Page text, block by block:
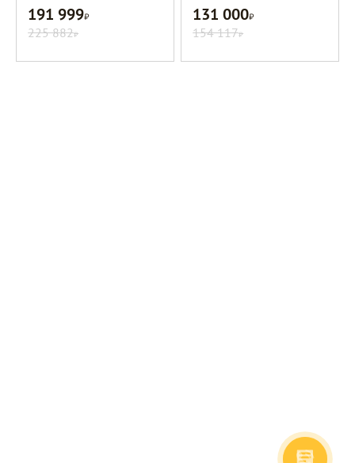
191 999Р
225 882Р
131 000Р
154 117Р